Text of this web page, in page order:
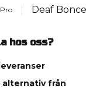
Deaf Bonce
hos oss?
alternativ från